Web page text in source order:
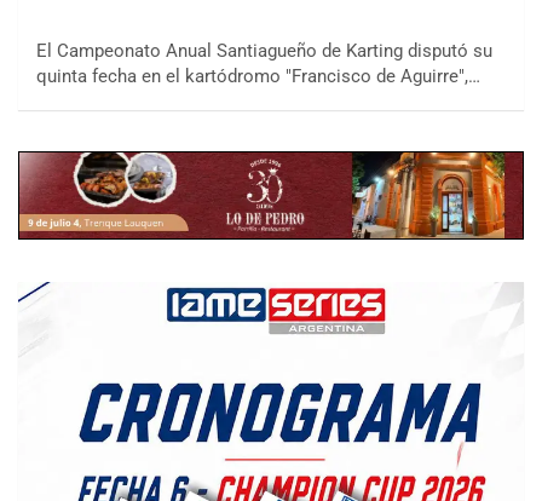
El Campeonato Anual Santiagueño de Karting disputó su
quinta fecha en el kartódromo "Francisco de Aguirre",…